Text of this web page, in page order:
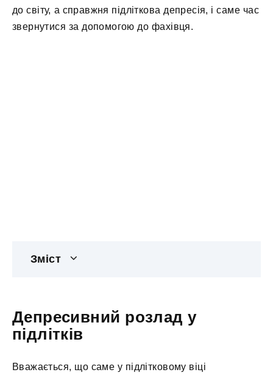
до світу, а справжня підліткова депресія, і саме час
звернутися за допомогою до фахівця.
Зміст
Депресивний розлад у
підлітків
Вважається, що саме у підлітковому віці